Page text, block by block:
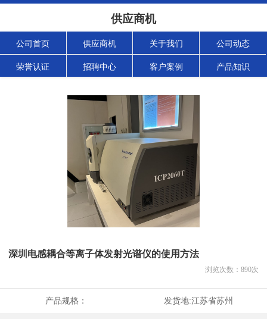
供应商机
公司首页 供应商机 关于我们 公司动态
荣誉认证 招聘中心 客户案例 产品知识
深圳电感耦合等离子体发射光谱仪的使用方法
浏览次数： 890次
产品规格： 发货地:江苏省苏州